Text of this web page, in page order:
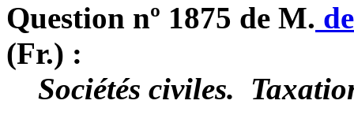
Question nº 1875 de M.
(Fr.) :
Sociétés civiles.